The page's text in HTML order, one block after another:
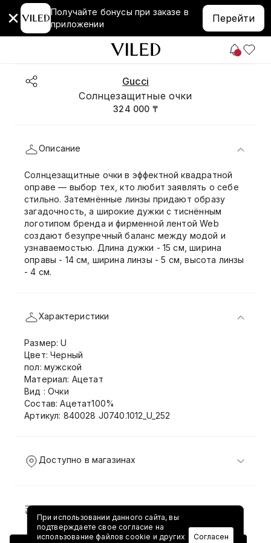
Получайте бонусы при заказе в
приложении
Перейти
Gucci
Солнцезащитные очки
324 000 ₸
Описание
Солнцезащитные очки в эффектной квадратной
оправе — выбор тех, кто любит заявлять о себе
стильно. Затемнённые линзы придают образу
загадочность, а широкие дужки с тиснённым
логотипом бренда и фирменной лентой Web
создают безупречный баланс между модой и
узнаваемостью. Длина дужки - 15 см, ширина
оправы - 14 см, ширина линзы - 5 см, высота линзы
- 4 см.
Характеристики
Размер: U
Цвет: Черный
пол: мужской
Материал: Ацетат
Вид : Очки
Состав: Ацетат100%
Артикул: 840028 J0740.1012_U_252
Доступно в магазинах
Доставка и возврат
При использовании данного сайта, вы
подтверждаете свое согласие на
использование файлов cookie и других
Согласен